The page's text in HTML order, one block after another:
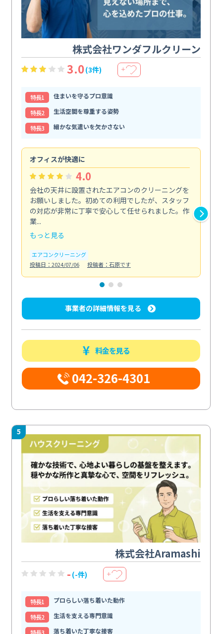
株式会社ワンダフルクリーン
3.0(3件) ＋
特⻑1
住まいを守るプロ意識
特⻑2
生活空間を尊重する姿勢
特⻑3
細かな気遣いを欠かさない
オフィスが快適に
4.0
会社の天井に設置されたエアコンのクリーニングを
お願いしました。初めての利用でしたが、スタッフ
の対応が非常に丁寧で安心して任せられました。作
業...
もっと見る
エアコンクリーニング
投稿日：2024/07/06
投稿者：石原です
事業者の詳細情報を見る
料金を見る
042-326-4301
5
株式会社Aramashi
- (-件) ＋
特⻑1
プロらしい落ち着いた動作
特⻑2
生活を支える専門意識
特⻑3
落ち着いた丁寧な接客